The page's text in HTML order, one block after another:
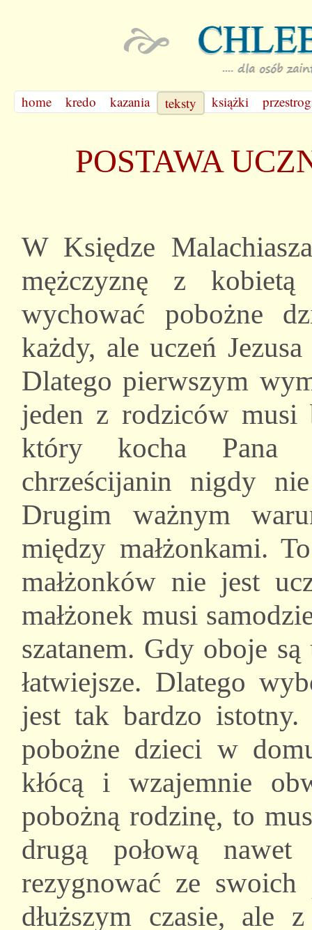
home kredo kazania teksty książki
POSTAWA
W Księdze
mężczyznę z
wychować pobożne
każdy, ale uczeń
Dlatego pierwszym
jeden z rodziców musi
który kocha Pana
chrześcijanin nigdy
Drugim ważnym
między małżonkami.
małżonków nie jest
małżonek musi
szatanem. Gdy oboje
łatwiejsze. Dlatego
jest tak bardzo
pobożne dzieci w
kłócą i wzajemnie
pobożną rodzinę, to
drugą połową
rezygnować ze
dłuższym czasie, ale